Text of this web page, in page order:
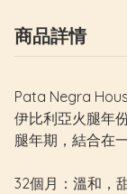
商品詳情
Pata Negra
伊比利亞火腿年
腿年期，結合在
32個月：溫和，